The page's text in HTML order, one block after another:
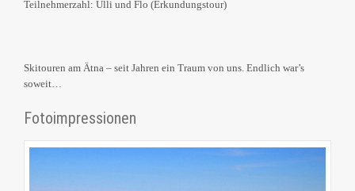
Teilnehmerzahl: Ulli und Flo (Erkundungstour)
Skitouren am Ätna – seit Jahren ein Traum von uns. Endlich war’s
soweit…
Fotoimpressionen